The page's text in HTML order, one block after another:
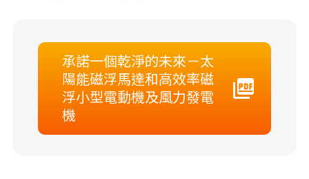
承諾一個乾淨的未來－太
陽能磁浮馬達和高效率磁
浮小型電動機及風力發電
機